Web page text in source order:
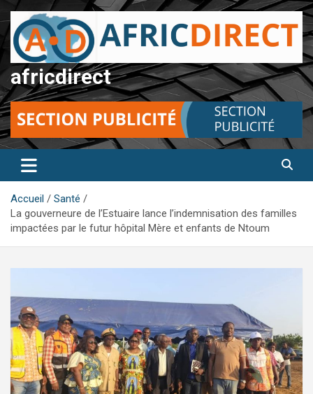
Aller
au
contenu
africdirect
Accueil
Santé
La gouverneure de l’Estuaire lance l’indemnisation des familles
impactées par le futur hôpital Mère et enfants de Ntoum